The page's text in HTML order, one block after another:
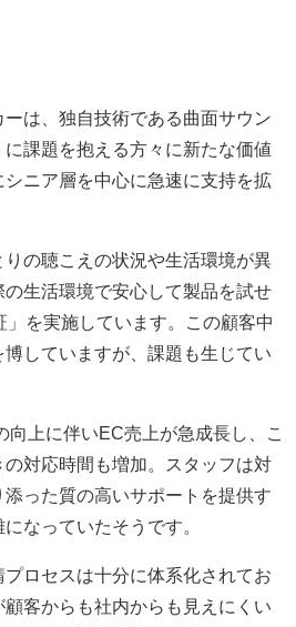
は、独自技術である曲面サウン
に課題を抱える方々に新たな価値
ニア層を中心に急速に支持を拡
の聴こえの状況や生活環境が異
生活環境で安心して製品を試せ
」を実施しています。この顧客中
していますが、課題も生じてい
向上に伴いEC売上が急成長し、こ
対応時間も増加。スタッフは対
った質の高いサポートを提供す
なっていたそうです。
ロセスは十分に体系化されてお
客からも社内からも見えにくい